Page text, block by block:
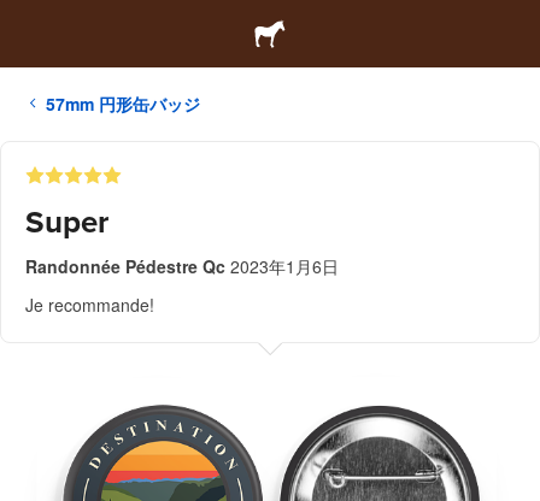
57mm 円形缶バッジ
Super
Randonnée Pédestre Qc 2023年1月6日
Je recommande!